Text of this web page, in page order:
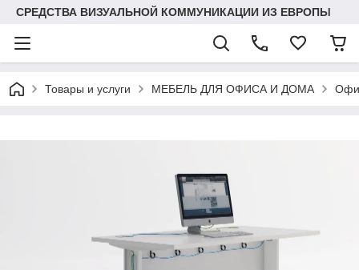
СРЕДСТВА ВИЗУАЛЬНОЙ КОММУНИКАЦИИ ИЗ ЕВРОПЫ
Товары и услуги МЕБЕЛЬ ДЛЯ ОФИСА И ДОМА